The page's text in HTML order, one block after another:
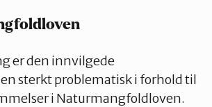
er den innvilgede
sterkt problematisk i forhold til
i Naturmangfoldloven.